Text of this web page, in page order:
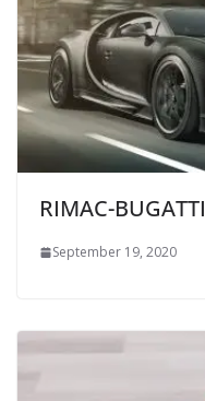
RIMAC-BUGATTI
September 19, 2020